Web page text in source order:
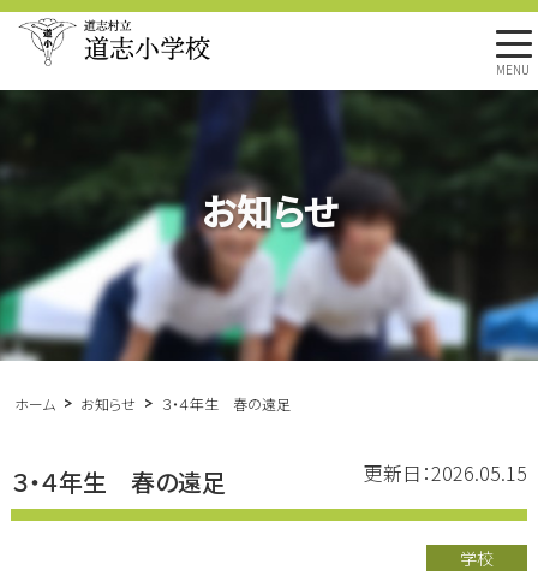
MENU
お知らせ
ホーム お知らせ ３・４年生 春の遠足
更新日：2026.05.15
３・４年生 春の遠足
学校